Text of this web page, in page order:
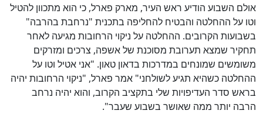
אולם השבוע הודיע ראש העיר, מארק פארל, כי הוא מתכוון להטיל
וטו על ההחלטה והבטיח להחליפה בתכנית "נרחבת בהרבה"
בשבועות הקרובים. ההחלטה על ניקוי הרחובות מגיעה לאחר
תחקיר שמצא תערובת מסוכנת של אשפה, צרכים ומזרקים
משומשים שמונחים במדרכות בדאון טאון. "אני אטיל וטו על
ההחלטה כשהיא תגיע לשולחני" אמר פארל, "ניקוי הרחובות יהיה
בראש סדר העדיפויות שלי בתקציב הקרוב, והוא יהיה נרחב
הרבה יותר ממה שאושר בשבוע שעבר".